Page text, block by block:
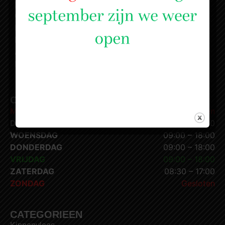
Over ons
OPENINGSTIJDEN
MAANDAG
Gesloten
DINSDAG
09:00 – 18:00
WOENSDAG
09:00 – 18:00
DONDERDAG
09:00 – 18:00
VRIJDAG
09:00 – 18:00
ZATERDAG
08:30 – 17:00
ZONDAG
Gesloten
CATEGORIEEN